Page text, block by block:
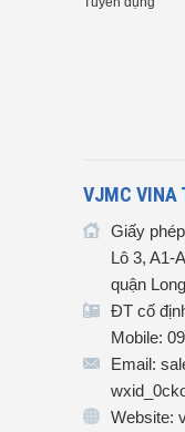
VJMC VINA
Giấy
Lô 3, A1-
quận
ĐT cố
Mobile:
Email:
Website: